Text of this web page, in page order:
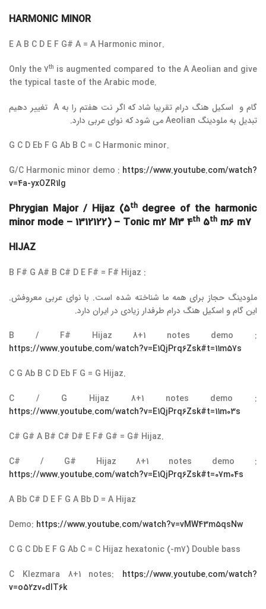
HARMONIC MINOR
E A B C D E F G# A = A Harmonic minor.
Only the 7th is augmented compared to the A Aeolian and give
the typical taste of the Arabic mode.
گام و اسکیل هنگ درام تقریبا شاد که اگر نت هفتم را به A تغییر دهیم
تبدیل به ملودینگ Aeolian می شود که نوای عربی دارد.
G C D Eb F G Ab B C = C Harmonic minor.
G/C Harmonic minor demo : https://www.youtube.com/watch?
v=4a-yxOZR1lg
Phrygian Major / Hijaz (5thdegree of the harmonic
minor mode – 1312122) – Tonic m2 M3 4th 5th m6 m7
HIJAZ
B F# G A# B C# D E F# = F# Hijaz :
ملودینگ حجاز برای همه ما شناخته شده است. با نوای عربی معروفش.
این گام و اسکیل هنگ درام طرفدار زیادی در ایران دارد.
B / F# Hijaz 8+1 notes demo :
https://www.youtube.com/watch?v=E1QjPrq6Zsk#t=11m57s
C G Ab B C D Eb F G = G Hijaz.
C / G Hijaz 8+1 notes demo :
https://www.youtube.com/watch?v=E1QjPrq6Zsk#t=11m03s
C# G# A B# C# D# E F# G# = G# Hijaz.
C# / G# Hijaz 8+1 notes demo :
https://www.youtube.com/watch?v=E1QjPrq6Zsk#t=07m04s
A Bb C# D E F G A Bb D = A Hijaz
Demo: https://www.youtube.com/watch?v=vMW43m5qsNw
C G C Db E F G Ab C = C Hijaz hexatonic (-m7) Double bass
C Klezmara 8+1 notes: https://www.youtube.com/watch?
v=o52zv0dlT6k